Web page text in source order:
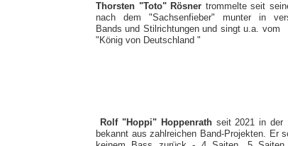
Thorsten "Toto" Rösner trommelte seit
nach dem "Sachsenfieber" munter in
Bands und Stilrichtungen und singt
"König von Deutschland "
Rolf "Hoppi" Hoppenrath seit 2021 in der
bekannt aus zahlreichen Band-Projekten. Er